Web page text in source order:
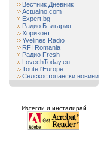
Вестник Дневник
Actualno.com
Expert.bg
Радио България
Хоризонт
Yvelines Radio
RFI Romania
Радио Fresh
LovechToday.eu
Toute l'Europe
Селскостопански новини
Изтегли и инсталирай